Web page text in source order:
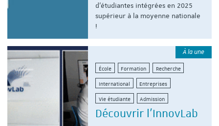
d'étudiantes intégrées en 2025
supérieur à la moyenne nationale
!
À la une
École Formation Recherche
International Entreprises
Vie étudiante Admission
Découvrir l'InnovLab